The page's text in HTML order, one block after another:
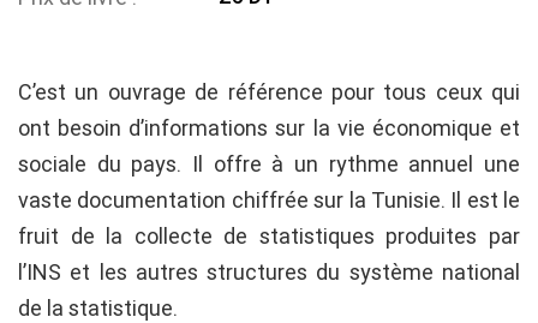
C’est un ouvrage de référence pour tous ceux qui
ont besoin d’informations sur la vie économique et
sociale du pays. Il offre à un rythme annuel une
vaste documentation chiffrée sur la Tunisie. Il est le
fruit de la collecte de statistiques produites par
l’INS et les autres structures du système national
de la statistique.